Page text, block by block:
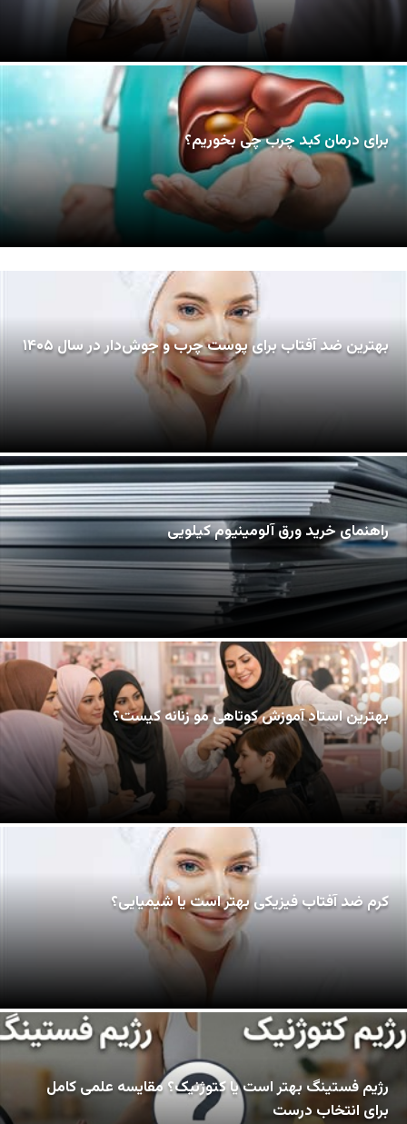
برای درمان کبد چرب چی بخوریم؟
بهترین ضد آفتاب برای پوست چرب و جوش‌دار در سال ۱۴۰۵
راهنمای خرید ورق آلومینیوم کیلویی
بهترین استاد آموزش کوتاهی مو زنانه کیست؟
کرم ضد آفتاب فیزیکی بهتر است یا شیمیایی؟
رژیم فستینگ بهتر است یا کتوژنیک؟ مقایسه علمی کامل
برای انتخاب درست